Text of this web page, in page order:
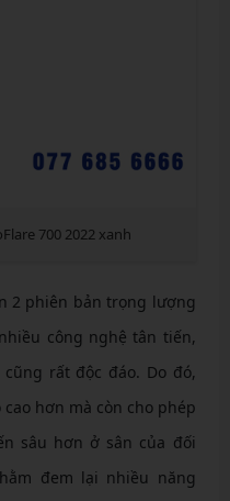
700 2022 xanh
2 phiên bản trọng lượng
công nghệ tân tiến,
rất độc đáo. Do đó,
hơn mà còn cho phép
sâu hơn ở sân của đối
đem lại nhiều năng